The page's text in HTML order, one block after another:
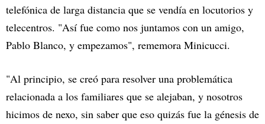
telefónica de larga distancia que se vendía en locutorios y
telecentros. "Así fue como nos juntamos con un amigo,
Pablo Blanco, y empezamos", rememora Minicucci.
"Al principio, se creó para resolver una problemática
relacionada a los familiares que se alejaban, y nosotros
hicimos de nexo, sin saber que eso quizás fue la génesis de